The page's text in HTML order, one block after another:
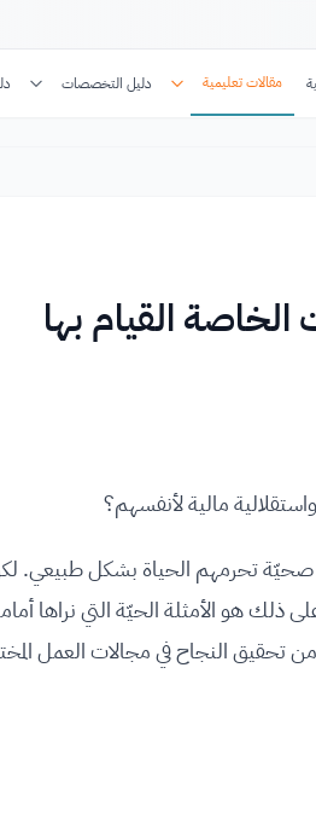
مقالات تعليمية دليل التخصصات
القيام بها
مالية لأنفسهم؟
تحرمهم الحياة بشكل طبيعي.
ذلك هو الأمثلة الحيّة التي نراها
النجاح في مجالات العمل